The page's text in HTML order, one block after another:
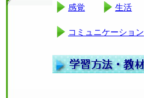
感覚 生活
コミュニケーション